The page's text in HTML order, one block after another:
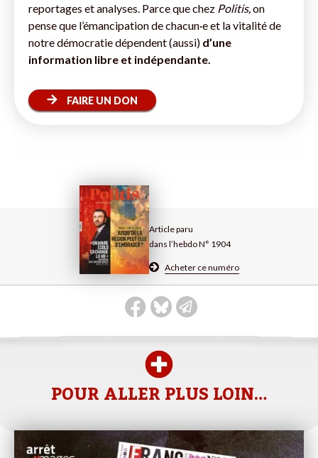
Article paru
dans l’hebdo N° 1904
Acheter ce numéro
reportages et analyses. Parce que chez Politis, on
pense que l’émancipation de chacun·e et la vitalité de
notre démocratie dépendent (aussi) d’une
information libre et indépendante.
FAIRE UN DON
POUR ALLER PLUS LOIN…